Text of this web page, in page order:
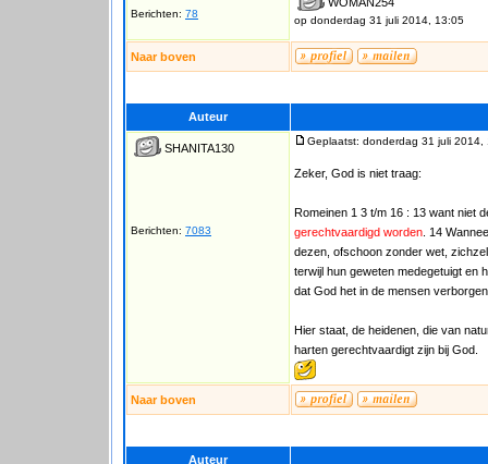
Berichten: 78
op donderdag 31 juli 2014, 13:05
Naar boven
Auteur
SHANITA130
Berichten: 7083
Geplaatst: donderdag 31 juli 2014,
Zeker, God is niet traag:
Romeinen 1 3 t/m 16 : 13 want niet
gerechtvaardigd worden . 14
dezen, ofschoon zonder wet,
terwijl hun geweten medegetuigt en
dat God het in de mensen
Hier staat, de heidenen, die van
harten gerechtvaardigt zijn bij God.
Naar boven
Auteur